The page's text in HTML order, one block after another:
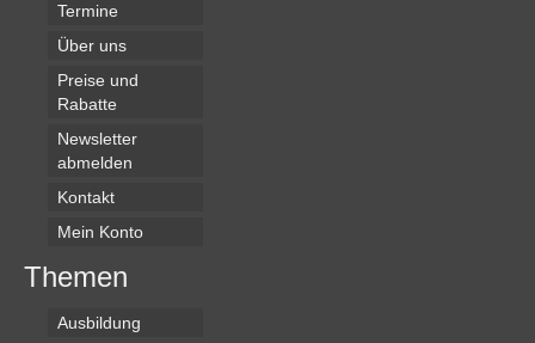
Termine
Über uns
Preise und
Rabatte
Newsletter
abmelden
Kontakt
Mein Konto
Themen
Ausbildung